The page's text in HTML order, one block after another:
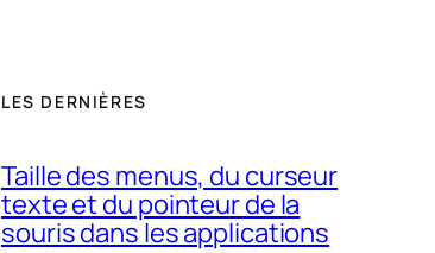
LES DERNIÈRES
Taille des menus, du curseur
texte et du pointeur de la
souris dans les applications